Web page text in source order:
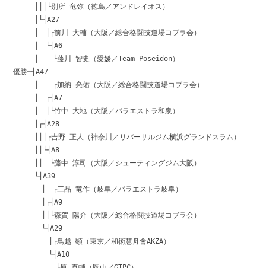
│││└別所 竜弥（徳島／アンドレイオス）
│└┤A27
│ │┌前川 大輔（大阪／総合格闘技道場コブラ会）
│ └┤A6
│ └藤川 智史（愛媛／Team Poseidon）
優勝─┤A47
│ ┌加納 亮佑（大阪／総合格闘技道場コブラ会）
│ ┌┤A7
│ │└竹中 大地（大阪／パラエストラ和泉）
│┌┤A28
│││┌吉野 正人（神奈川／リバーサルジム横浜グランドスラム）
││└┤A8
││ └藤中 淳司（大阪／シューティングジム大阪）
└┤A39
│ ┌三品 竜作（岐阜／パラエストラ岐阜）
│┌┤A9
││└森賀 陽介（大阪／総合格闘技道場コブラ会）
└┤A29
│┌鳥越 顕（東京／和術慧舟會AKZA）
└┤A10